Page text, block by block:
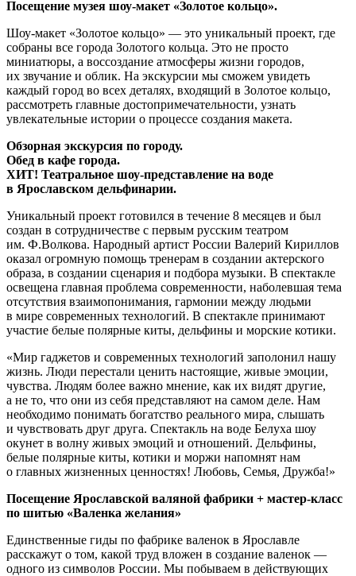
Посещение музея шоу-макет «Золотое кольцо».
Шоу-макет «Золотое кольцо» — это уникальный проект, где
собраны все города Золотого кольца. Это не просто
миниатюры, а воссоздание атмосферы жизни городов,
их звучание и облик. На экскурсии мы сможем увидеть
каждый город во всех деталях, входящий в Золотое кольцо,
рассмотреть главные достопримечательности, узнать
увлекательные истории о процессе создания макета.
Обзорная экскурсия по городу.
Обед в кафе города.
ХИТ! Театральное шоу-представление на воде
в Ярославском дельфинарии.
Уникальный проект готовился в течение 8 месяцев и был
создан в сотрудничестве с первым русским театром
им. Ф.Волкова. Народный артист России Валерий Кириллов
оказал огромную помощь тренерам в создании актерского
образа, в создании сценария и подбора музыки. В спектакле
освещена главная проблема современности, наболевшая тема
отсутствия взаимопонимания, гармонии между людьми
в мире современных технологий. В спектакле принимают
участие белые полярные киты, дельфины и морские котики.
«Мир гаджетов и современных технологий заполонил нашу
жизнь. Люди перестали ценить настоящие, живые эмоции,
чувства. Людям более важно мнение, как их видят другие,
а не то, что они из себя представляют на самом деле. Нам
необходимо понимать богатство реального мира, слышать
и чувствовать друг друга. Спектакль на воде Белуха шоу
окунет в волну живых эмоций и отношений. Дельфины,
белые полярные киты, котики и моржи напомнят нам
о главных жизненных ценностях! Любовь, Семья, Дружба!»
Посещение Ярославской валяной фабрики + мастер-класс
по шитью «Валенка желания»
Единственные гиды по фабрике валенок в Ярославле
расскажут о том, какой труд вложен в создание валенок —
одного из символов России. Мы побываем в действующих